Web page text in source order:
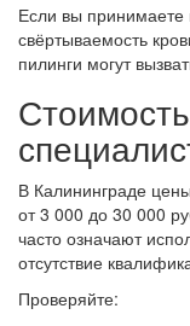
Если вы
свёртываемость
пилинги могут
В Калининграде
от 3 000 до 30 000
часто означают
отсутствие
Проверяйте: